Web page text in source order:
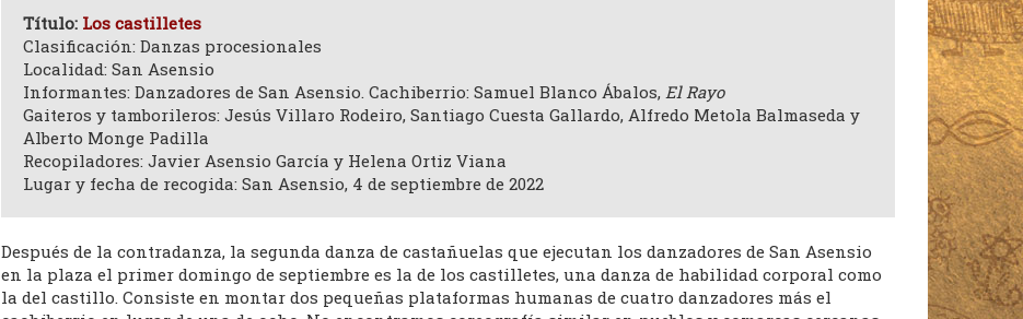
Título: Los castilletes
Clasificación: Danzas procesionales
Localidad: San Asensio
Informantes: Danzadores de San Asensio. Cachiberrio: Samuel Blanco Ábalos, El Rayo
Gaiteros y tamborileros: Jesús Villaro Rodeiro, Santiago Cuesta Gallardo, Alfredo Metola Balmaseda y
Alberto Monge Padilla
Recopiladores: Javier Asensio García y Helena Ortiz Viana
Lugar y fecha de recogida: San Asensio, 4 de septiembre de 2022
Después de la contradanza, la segunda danza de castañuelas que ejecutan los danzadores de San Asensio
en la plaza el primer domingo de septiembre es la de los castilletes, una danza de habilidad corporal como
la del castillo. Consiste en montar dos pequeñas plataformas humanas de cuatro danzadores más el